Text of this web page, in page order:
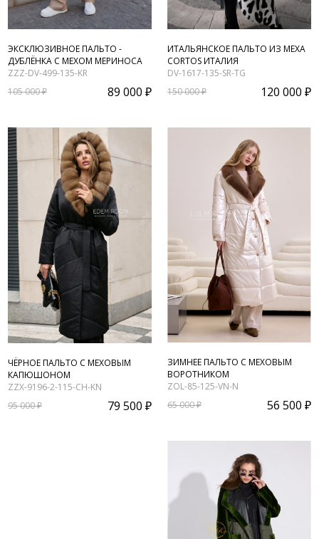
ЭКСКЛЮЗИВНОЕ ПАЛЬТО -
ДУБЛЁНКА С МЕХОМ МЕРИНОСА
ZZZ-DV-499-135-KR
105 000 ₽
89 000 ₽
ИТАЛЬЯНСКОЕ ПАЛЬТО ИЗ МЕХА
CORTOS ИТАЛИЯ
DV-1617-135-SR-TG
150 000 ₽
120 000 ₽
ЧЁРНОЕ ПАЛЬТО С МЕХОВЫМ
КАПЮШОНОМ
ZZX-9196-2-115-CH-KN
95 000 ₽
79 500 ₽
ЗИМНЕЕ ПАЛЬТО С МЕХОВЫМ
ВОРОТНИКОМ
ZOL-85-125-VN-N
65 000 ₽
56 500 ₽